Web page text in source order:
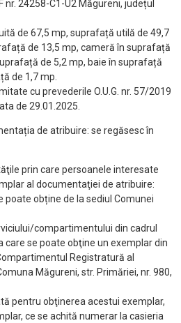
nr. 24258-C1-U2 Măgureni, județul
de 67,5 mp, suprafață utilă de 49,7
de 13,5 mp, cameră în suprafață
de 5,2 mp, baie în suprafață
de 1,7 mp.
cu prevederile O.U.G. nr. 57/2019
de 29.01.2025.
de atribuire: se regăsesc în
prin care persoanele interesate
al documentaţiei de atribuire:
obține de la sediul Comunei
compartimentului din cadrul
se poate obţine un exemplar din
Registratură al
Măgureni, str. Primăriei, nr. 980,
pentru obţinerea acestui exemplar,
ce se achită numerar la casieria